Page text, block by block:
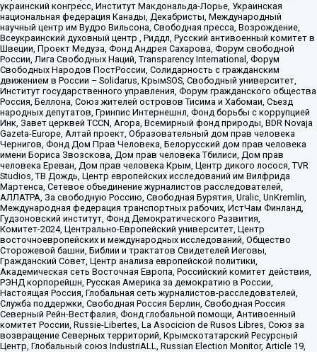
украинский конгресс, Институт Макдональда-Лорье, Украинская
национальная федерация Канады, Декабристы, Международный
научный центр им Вудро Вильсона, Свободная пресса, Возрождение,
Всеукраинский духовный центр , Риддл, Русский антивоенный комитет в
Швеции, Проект Медуза, Фонд Андрея Сахарова, Форум свободной
России, Лига Свободных Наций, Transparеncy International, Форум
Свободных Народов ПостРоссии, Солидарность с гражданским
движением в России – Solidarus, КрымSOS, Свободный университет,
Институт государственного управления, Форум гражданского общества
Россия, Беллона, Союз жителей островов Тисима и Хабомаи, Съезд
народных депутатов, Гринпис Интернешнл, Фонд борьбы с коррупцией
Инк, Завет церквей TCCN, Агора, Всемирный фонд природы, BDR Novaja
Gazeta-Europe, Алтай проект, Образовательный дом прав человека
Чернигов, Фонд Дом Прав Человека, Белорусский дом прав человека
имени Бориса Звозскова, Дом прав человека Тбилиси, Дом прав
человека Ереван, Дом прав человека Крым, Центр дикого лосося, TVR
Studios, ТВ Дождь, Центр европейских исследований им Вилфрида
Мартенса, Сетевое объединение журналистов расследователей,
АЛЛАТРА, За свободную Россию, Свободная Бурятия, Uralic, UnKremlin,
Международная федерация транспортных рабочих, ИстЧам Финланд,
Гудзоновский институт, Фонд Демократического Развития,
Комитет-2024, Центрально-Европейский университет, Центр
восточноевропейских и международных исследований, Общество
Сторожевой башни, Библии и трактатов Свидетелей Иеговы,
Гражданский Совет, Центр анализа европейской политики,
Академическая сеть Восточная Европа, Российский комитет действия,
РЭНД корпорейшн, Русская Америка за демократию в России,
Настоящая Россия, Глобальная сеть журналистов-расследователей,
Служба поддержки, Свободная Россия Берлин, Свободная Россия
Северный Рейн-Вестфалия, Фонд глобальной помощи, Антивоенный
комитет России, Russie-Libertes, La Asocicion de Rusos Libres, Союз за
возвращение Северных территорий, Крымскотатарский Ресурсный
Центр, Глобальный союз IndustriALL, Russian Election Monitor, Article 19,